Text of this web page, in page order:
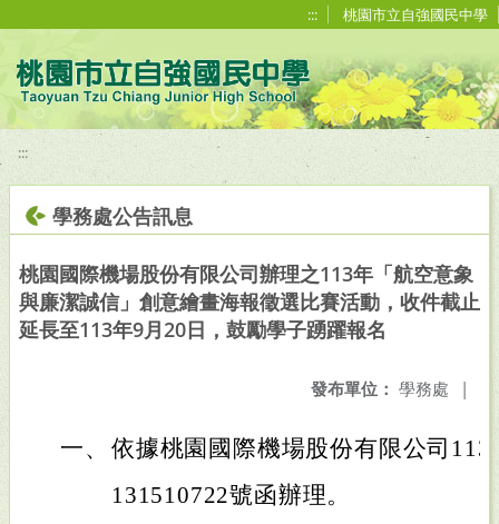
::: 桃園市立自強國民中學
:::
學務處公告訊息
桃園國際機場股份有限公司辦理之113年「航空意象
與廉潔誠信」創意繪畫海報徵選比賽活動，收件截止
延長至113年9月20日，鼓勵學子踴躍報名
發布單位： 學務處 |
一、 依據桃園國際機場股份有限公司
131510722號函辦理。